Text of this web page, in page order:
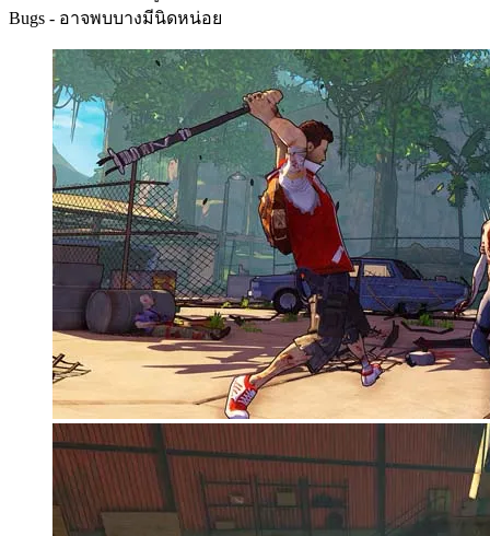
Bugs - อาจพบบางมีนิดหน่อย